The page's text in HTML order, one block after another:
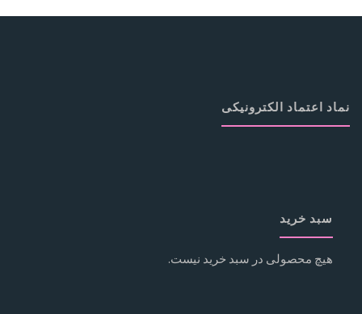
نماد اعتماد الکترونیکی
سبد خرید
هیچ محصولی در سبد خرید نیست.